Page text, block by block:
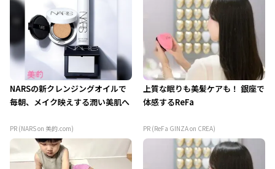
NARSの新クレンジングオイルで
毎朝、メイク映えする潤い美肌へ
PR (NARS on 美的.com)
上質な眠りも美髪ケアも！ 銀座で
体感するReFa
PR (ReFa GINZA on CREA)